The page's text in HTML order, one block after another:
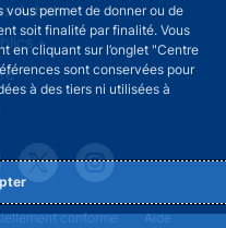
permet de donner ou de
soit finalité par finalité. Vous
en cliquant sur l’onglet "Centre
sont conservées pour
à des tiers ni utilisées à
Achats
+
conforme Aide